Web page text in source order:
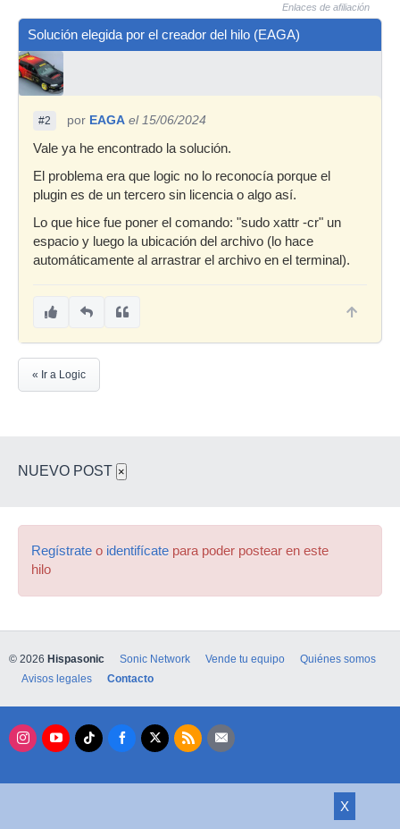
Enlaces de afiliación
Solución elegida por el creador del hilo (EAGA)
#2 por EAGA el 15/06/2024
Vale ya he encontrado la solución.
El problema era que logic no lo reconocía porque el
plugin es de un tercero sin licencia o algo así.
Lo que hice fue poner el comando: "sudo xattr -cr" un
espacio y luego la ubicación del archivo (lo hace
automáticamente al arrastrar el archivo en el terminal).
« Ir a Logic
NUEVO POST ×
Regístrate o identifícate para poder postear en este
hilo
X
© 2026 Hispasonic Sonic Network Vende tu equipo
Quiénes somos
Avisos legales
Contacto